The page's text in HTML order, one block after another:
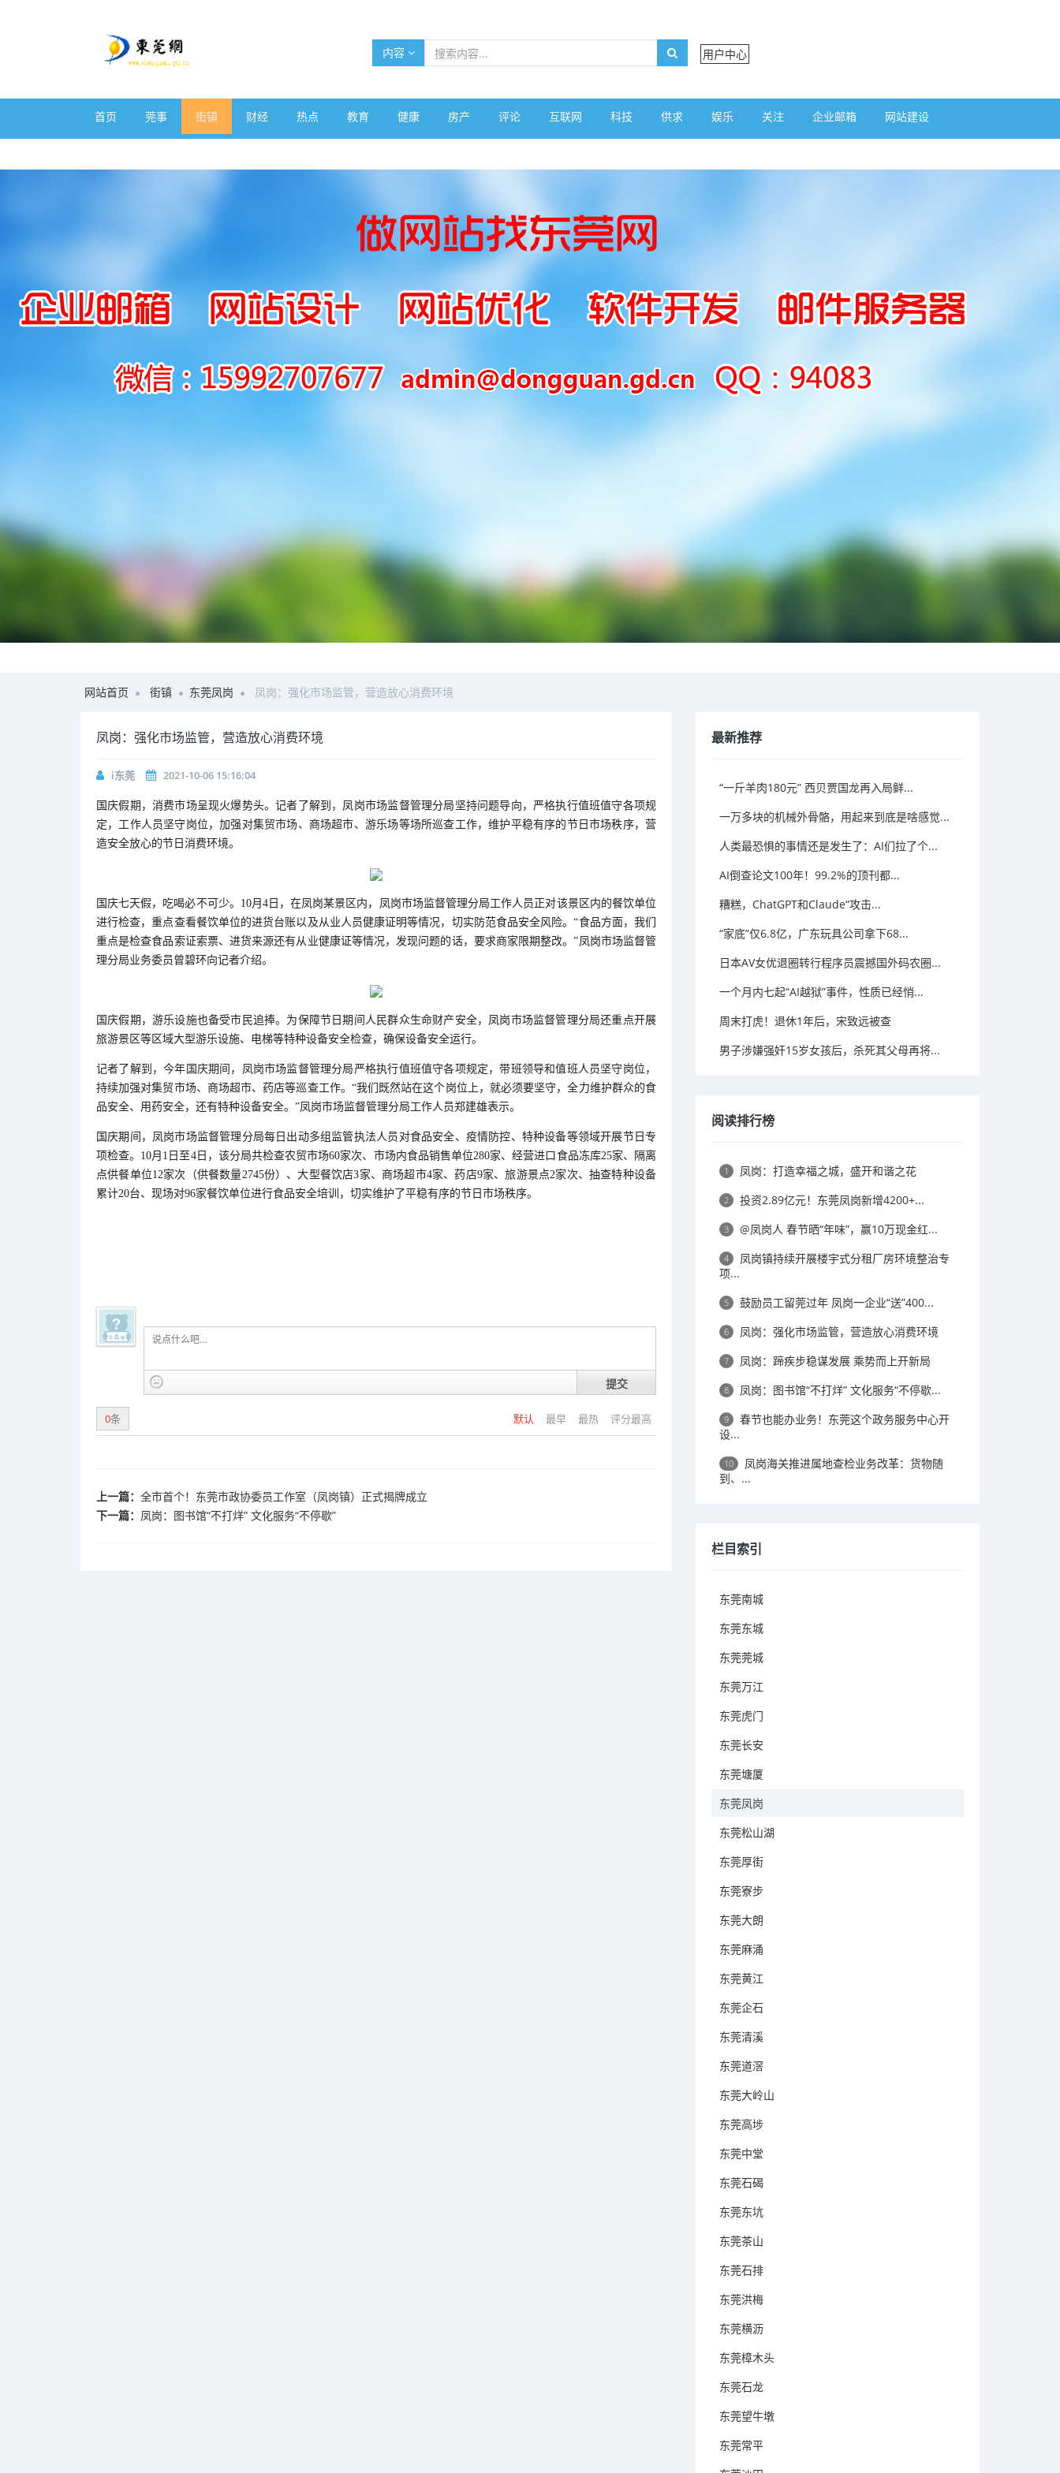
内容 用户中心
首页 莞事 街镇 财经 热点 教育 健康 房产 评论 互联网 科技 供求 娱乐 关注 企业邮箱 网站建设
网站首页 街镇 东莞凤岗 凤岗：强化市场监管，营造放心消费环境
凤岗：强化市场监管，营造放心消费环境
i东莞 2021-10-06 15:16:04
国庆假期，消费市场呈现火爆势头。记者了解到，凤岗市场监督管理分局坚持问题导向，严格执行值班值守各项规
定，工作人员坚守岗位，加强对集贸市场、商场超市、游乐场等场所巡查工作，维护平稳有序的节日市场秩序，营
造安全放心的节日消费环境。
国庆七天假，吃喝必不可少。10月4日，在凤岗某景区内，凤岗市场监督管理分局工作人员正对该景区内的餐饮单位
进行检查，重点查看餐饮单位的进货台账以及从业人员健康证明等情况，切实防范食品安全风险。“食品方面，我们
重点是检查食品索证索票、进货来源还有从业健康证等情况，发现问题的话，要求商家限期整改。”凤岗市场监督管
理分局业务委员曾碧环向记者介绍。
国庆假期，游乐设施也备受市民追捧。为保障节日期间人民群众生命财产安全，凤岗市场监督管理分局还重点开展
旅游景区等区域大型游乐设施、电梯等特种设备安全检查，确保设备安全运行。
记者了解到，今年国庆期间，凤岗市场监督管理分局严格执行值班值守各项规定，带班领导和值班人员坚守岗位，
持续加强对集贸市场、商场超市、药店等巡查工作。“我们既然站在这个岗位上，就必须要坚守，全力维护群众的食
品安全、用药安全，还有特种设备安全。”凤岗市场监督管理分局工作人员郑建雄表示。
国庆期间，凤岗市场监督管理分局每日出动多组监管执法人员对食品安全、疫情防控、特种设备等领域开展节日专
项检查。10月1日至4日，该分局共检查农贸市场60家次、市场内食品销售单位280家、经营进口食品冻库25家、隔离
点供餐单位12家次（供餐数量2745份）、大型餐饮店3家、商场超市4家、药店9家、旅游景点2家次、抽查特种设备
累计20台、现场对96家餐饮单位进行食品安全培训，切实维护了平稳有序的节日市场秩序。
提交
默认 最早 最热 评分最高
0条
上一篇： 全市首个！东莞市政协委员工作室（凤岗镇）正式揭牌成立
下一篇： 凤岗：图书馆“不打烊” 文化服务“不停歇”
最新推荐
“一斤羊肉180元” 西贝贾国龙再入局鲜...
一万多块的机械外骨骼，用起来到底是啥感觉...
人类最恐惧的事情还是发生了：AI们拉了个...
AI倒查论文100年！99.2%的顶刊都...
糟糕，ChatGPT和Claude“攻击...
“家底”仅6.8亿，广东玩具公司拿下68...
日本AV女优退圈转行程序员震撼国外码农圈...
一个月内七起“AI越狱”事件，性质已经悄...
周末打虎！退休1年后，宋致远被查
男子涉嫌强奸15岁女孩后，杀死其父母再将...
阅读排行榜
1 凤岗：打造幸福之城，盛开和谐之花
2 投资2.89亿元！东莞凤岗新增4200+...
3 @凤岗人 春节晒“年味”，赢10万现金红...
4
凤岗镇持续开展楼宇式分租厂房环境整治专
项...
5 鼓励员工留莞过年 凤岗一企业“送”400...
6 凤岗：强化市场监管，营造放心消费环境
7 凤岗：蹄疾步稳谋发展 乘势而上开新局
8 凤岗：图书馆“不打烊” 文化服务“不停歇...
9
春节也能办业务！东莞这个政务服务中心开
设...
10
凤岗海关推进属地查检业务改革：货物随
到、...
栏目索引
东莞南城
东莞东城
东莞莞城
东莞万江
东莞虎门
东莞长安
东莞塘厦
东莞凤岗
东莞松山湖
东莞厚街
东莞寮步
东莞大朗
东莞麻涌
东莞黄江
东莞企石
东莞清溪
东莞道滘
东莞大岭山
东莞高埗
东莞中堂
东莞石碣
东莞东坑
东莞茶山
东莞石排
东莞洪梅
东莞横沥
东莞樟木头
东莞石龙
东莞望牛墩
东莞常平